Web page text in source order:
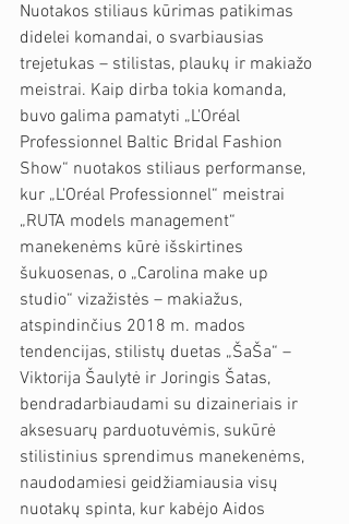
Nuotakos stiliaus kūrimas patikimas
didelei komandai, o svarbiausias
trejetukas – stilistas, plaukų ir makiažo
meistrai. Kaip dirba tokia komanda,
buvo galima pamatyti „L'Oréal
Professionnel Baltic Bridal Fashion
Show“ nuotakos stiliaus performanse,
kur „L'Oréal Professionnel“ meistrai
„RUTA models management“
manekenėms kūrė išskirtines
šukuosenas, o „Carolina make up
studio“ vizažistės – makiažus,
atspindinčius 2018 m. mados
tendencijas, stilistų duetas „ŠaŠa“ –
Viktorija Šaulytė ir Joringis Šatas,
bendradarbiaudami su dizaineriais ir
aksesuarų parduotuvėmis, sukūrė
stilistinius sprendimus manekenėms,
naudodamiesi geidžiamiausia visų
nuotakų spinta, kur kabėjo Aidos